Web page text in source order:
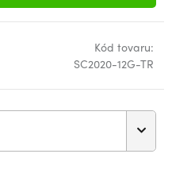
Kód tovaru:
SC2020-12G-TR